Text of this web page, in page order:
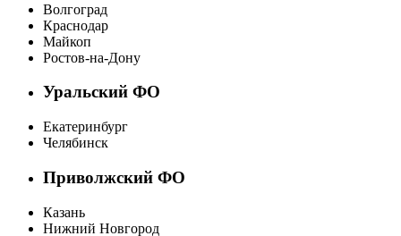
Волгоград
Краснодар
Майкоп
Ростов-на-Дону
Уральский ФО
Екатеринбург
Челябинск
Приволжский ФО
Казань
Нижний Новгород